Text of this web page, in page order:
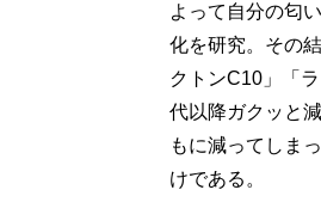
よって自分の匂
化を研究。その
クトンC10」「
代以降ガクッと
もに減ってしま
けである。